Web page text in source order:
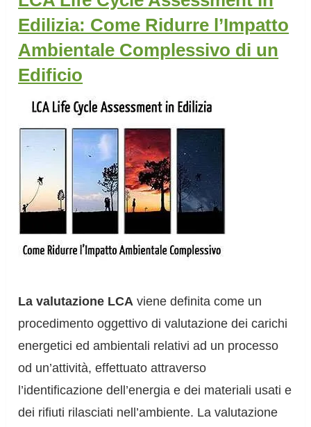
Edilizia: Come Ridurre l’Impatto
Ambientale Complessivo di un
Edificio
La valutazione LCA viene definita come un
procedimento oggettivo di valutazione dei carichi
energetici ed ambientali relativi ad un processo
od un’attività, effettuato attraverso
l’identificazione dell’energia e dei materiali usati e
dei rifiuti rilasciati nell’ambiente. La valutazione